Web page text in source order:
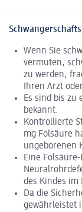
Wenn Sie
vermuten,
zu werden,
Ihren Arzt
Es sind bis zu
bekannt.
Kontrollierte
mg Folsäure
ungeborenen
Eine
des Kindes
Da die
gewährleistet